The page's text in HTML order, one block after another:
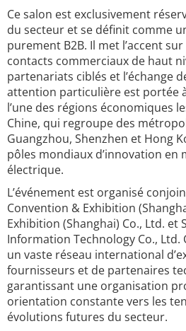
Ce salon est exclusivement
du secteur et se définit comme
purement B2B. Il met l’accent
contacts commerciaux de haut
partenariats ciblés et l’échange
attention particulière est portée
l’une des régions économiques
Chine, qui regroupe des
Guangzhou, Shenzhen et Hong
pôles mondiaux d’innovation en
électrique.
L’événement est organisé
Convention & Exhibition
Exhibition (Shanghai) Co., Ltd. et
Information Technology Co., Ltd.
un vaste réseau international
fournisseurs et de partenaires
garantissant une organisation
orientation constante vers les
évolutions futures du secteur.